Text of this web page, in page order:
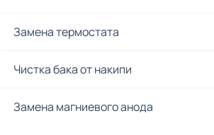
Замена термостата
Чистка бака от накипи
Замена магниевого анода